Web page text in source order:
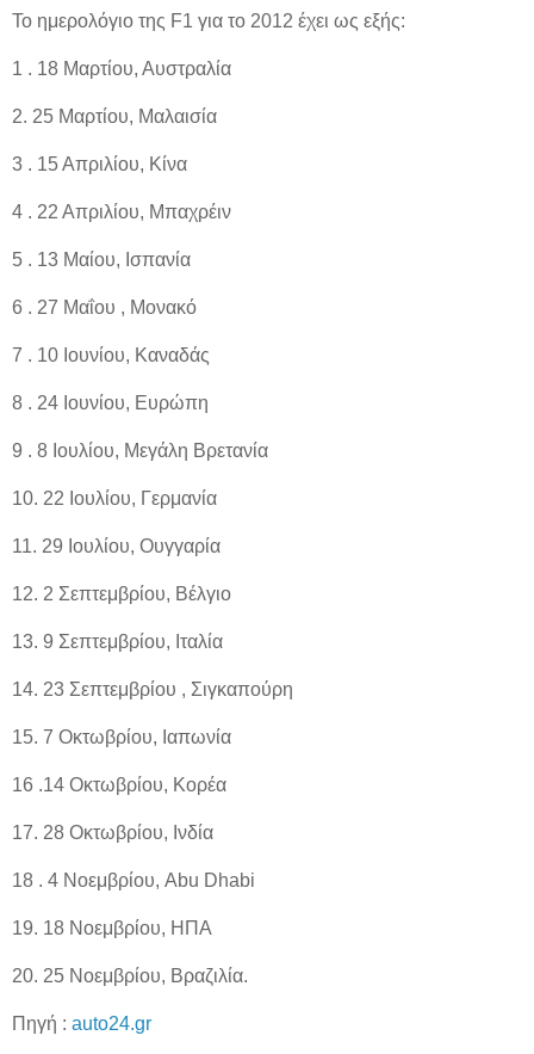
Το ημερολόγιο της F1 για το 2012 έχει ως εξής:
1 . 18 Μαρτίου, Αυστραλία
2. 25 Μαρτίου, Μαλαισία
3 . 15 Απριλίου, Κίνα
4 . 22 Απριλίου, Μπαχρέιν
5 . 13 Μαίου, Ισπανία
6 . 27 Μαΐου , Μονακό
7 . 10 Ιουνίου, Καναδάς
8 . 24 Ιουνίου, Ευρώπη
9 . 8 Ιουλίου, Μεγάλη Βρετανία
10. 22 Ιουλίου, Γερμανία
11. 29 Ιουλίου, Ουγγαρία
12. 2 Σεπτεμβρίου, Βέλγιο
13. 9 Σεπτεμβρίου, Ιταλία
14. 23 Σεπτεμβρίου , Σιγκαπούρη
15. 7 Οκτωβρίου, Ιαπωνία
16 .14 Οκτωβρίου, Κορέα
17. 28 Οκτωβρίου, Ινδία
18 . 4 Νοεμβρίου, Abu Dhabi
19. 18 Νοεμβρίου, ΗΠΑ
20. 25 Νοεμβρίου, Βραζιλία.
Πηγή : auto24.gr